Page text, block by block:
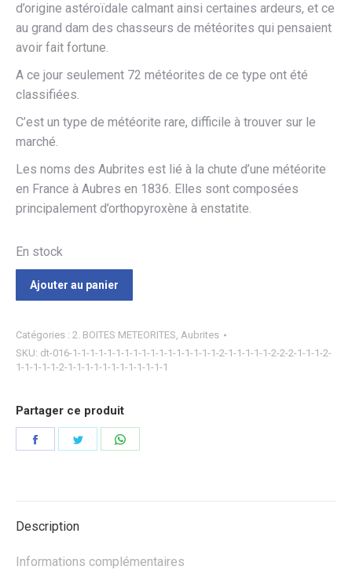
d’origine astéroïdale calmant ainsi certaines ardeurs, et ce
au grand dam des chasseurs de météorites qui pensaient
avoir fait fortune.
A ce jour seulement 72 météorites de ce type ont été
classifiées.
C’est un type de météorite rare, difficile à trouver sur le
marché.
Les noms des Aubrites est lié à la chute d’une météorite
en France à Aubres en 1836. Elles sont composées
principalement d’orthopyroxène à enstatite.
En stock
Ajouter au panier
Catégories : 2. BOITES METEORITES, Aubrites
SKU: dt-016-1-1-1-1-1-1-1-1-1-1-1-1-1-1-1-1-1-2-1-1-1-1-1-2-2-2-1-1-1-2-
1-1-1-1-1-2-1-1-1-1-1-1-1-1-1-1-1-1
Partager ce produit
Partager Partager
Description
Informations complémentaires